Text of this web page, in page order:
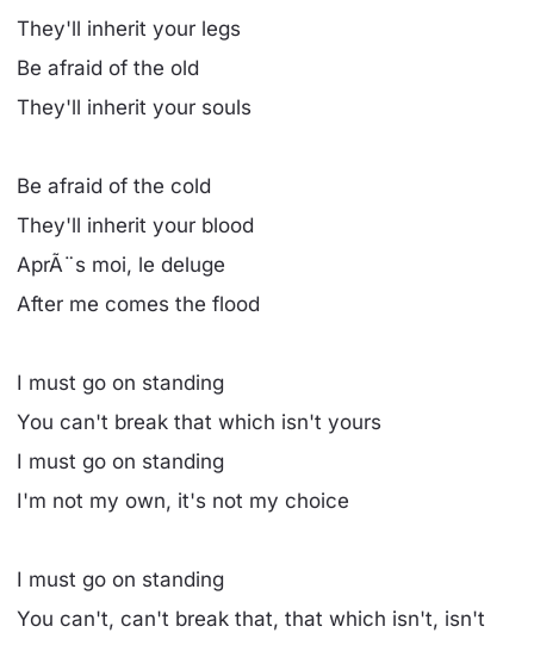
They'll inherit your legs
Be afraid of the old
They'll inherit your souls
Be afraid of the cold
They'll inherit your blood
AprÃ¨s moi, le deluge
After me comes the flood
I must go on standing
You can't break that which isn't yours
I must go on standing
I'm not my own, it's not my choice
I must go on standing
You can't, can't break that, that which isn't, isn't